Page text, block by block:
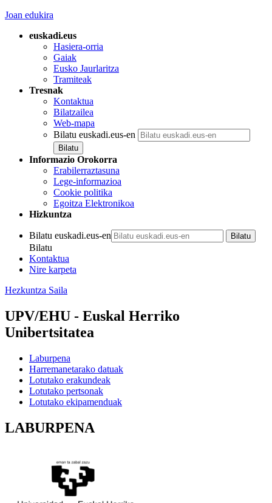
Joan edukira
euskadi.eus
Hasiera-orria
Gaiak
Eusko Jaurlaritza
Tramiteak
Tresnak
Kontaktua
Bilatzailea
Web-mapa
Bilatu euskadi.eus-en
Informazio Orokorra
Erabilerraztasuna
Lege-informazioa
Cookie politika
Egoitza Elektronikoa
Hizkuntza
Bilatu euskadi.eus-en
Bilatu
Kontaktua
Nire karpeta
Hezkuntza Saila
UPV/EHU - Euskal Herriko
Unibertsitatea
Laburpena
Harremanetarako datuak
Lotutako erakundeak
Lotutako pertsonak
Lotutako ekipamenduak
LABURPENA